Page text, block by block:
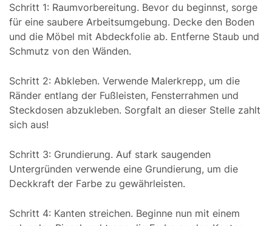
Schritt 1: Raumvorbereitung. Bevor du beginnst, sorge
für eine saubere Arbeitsumgebung. Decke den Boden
und die Möbel mit Abdeckfolie ab. Entferne Staub und
Schmutz von den Wänden.
Schritt 2: Abkleben. Verwende Malerkrepp, um die
Ränder entlang der Fußleisten, Fensterrahmen und
Steckdosen abzukleben. Sorgfalt an dieser Stelle zahlt
sich aus!
Schritt 3: Grundierung. Auf stark saugenden
Untergründen verwende eine Grundierung, um die
Deckkraft der Farbe zu gewährleisten.
Schritt 4: Kanten streichen. Beginne nun mit einem